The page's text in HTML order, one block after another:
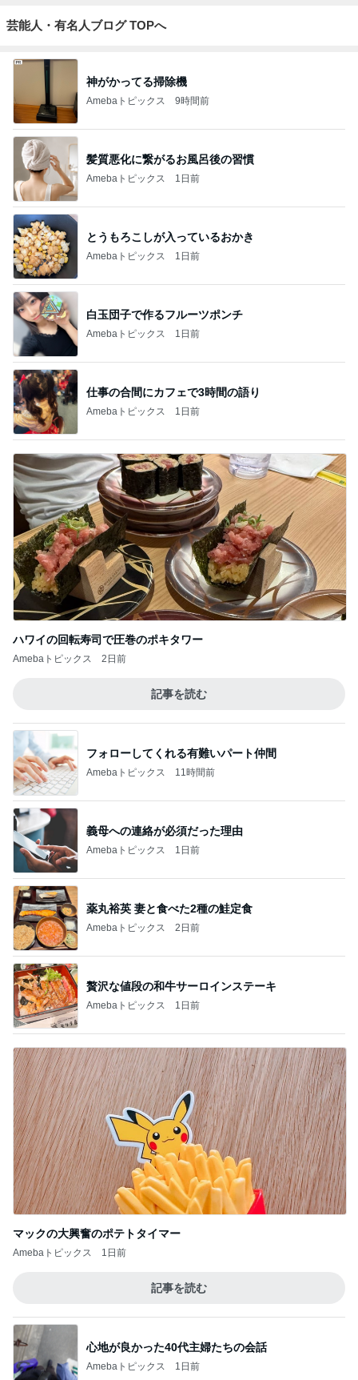
芸能人・有名人ブログ TOPへ
神がかってる掃除機
Amebaトピックス 9時間前
髪質悪化に繋がるお風呂後の習慣
Amebaトピックス 1日前
とうもろこしが入っているおかき
Amebaトピックス 1日前
白玉団子で作るフルーツポンチ
Amebaトピックス 1日前
仕事の合間にカフェで3時間の語り
Amebaトピックス 1日前
ハワイの回転寿司で圧巻のポキタワー
Amebaトピックス 2日前
記事を読む
フォローしてくれる有難いパート仲間
Amebaトピックス 11時間前
義母への連絡が必須だった理由
Amebaトピックス 1日前
薬丸裕英 妻と食べた2種の鮭定食
Amebaトピックス 2日前
贅沢な値段の和牛サーロインステーキ
Amebaトピックス 1日前
マックの大興奮のポテトタイマー
Amebaトピックス 1日前
記事を読む
心地が良かった40代主婦たちの会話
Amebaトピックス 1日前